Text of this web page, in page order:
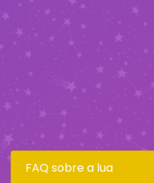
FAQ sobre a lua